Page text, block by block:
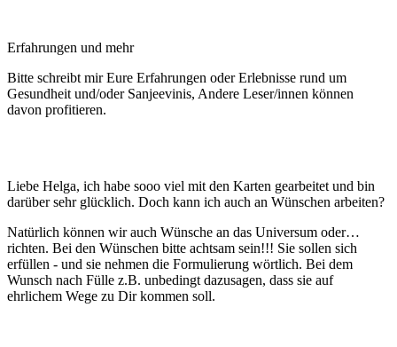
Erfahrungen und mehr
Bitte schreibt mir Eure Erfahrungen oder Erlebnisse rund um
Gesundheit und/oder Sanjeevinis, Andere Leser/innen können
davon profitieren.
Liebe Helga, ich habe sooo viel mit den Karten gearbeitet und bin
darüber sehr glücklich. Doch kann ich auch an Wünschen arbeiten?
Natürlich können wir auch Wünsche an das Universum oder…
richten. Bei den Wünschen bitte achtsam sein!!! Sie sollen sich
erfüllen - und sie nehmen die Formulierung wörtlich. Bei dem
Wunsch nach Fülle z.B. unbedingt dazusagen, dass sie auf
ehrlichem Wege zu Dir kommen soll.